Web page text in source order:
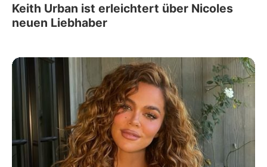
Keith Urban ist erleichtert über Nicoles
neuen Liebhaber